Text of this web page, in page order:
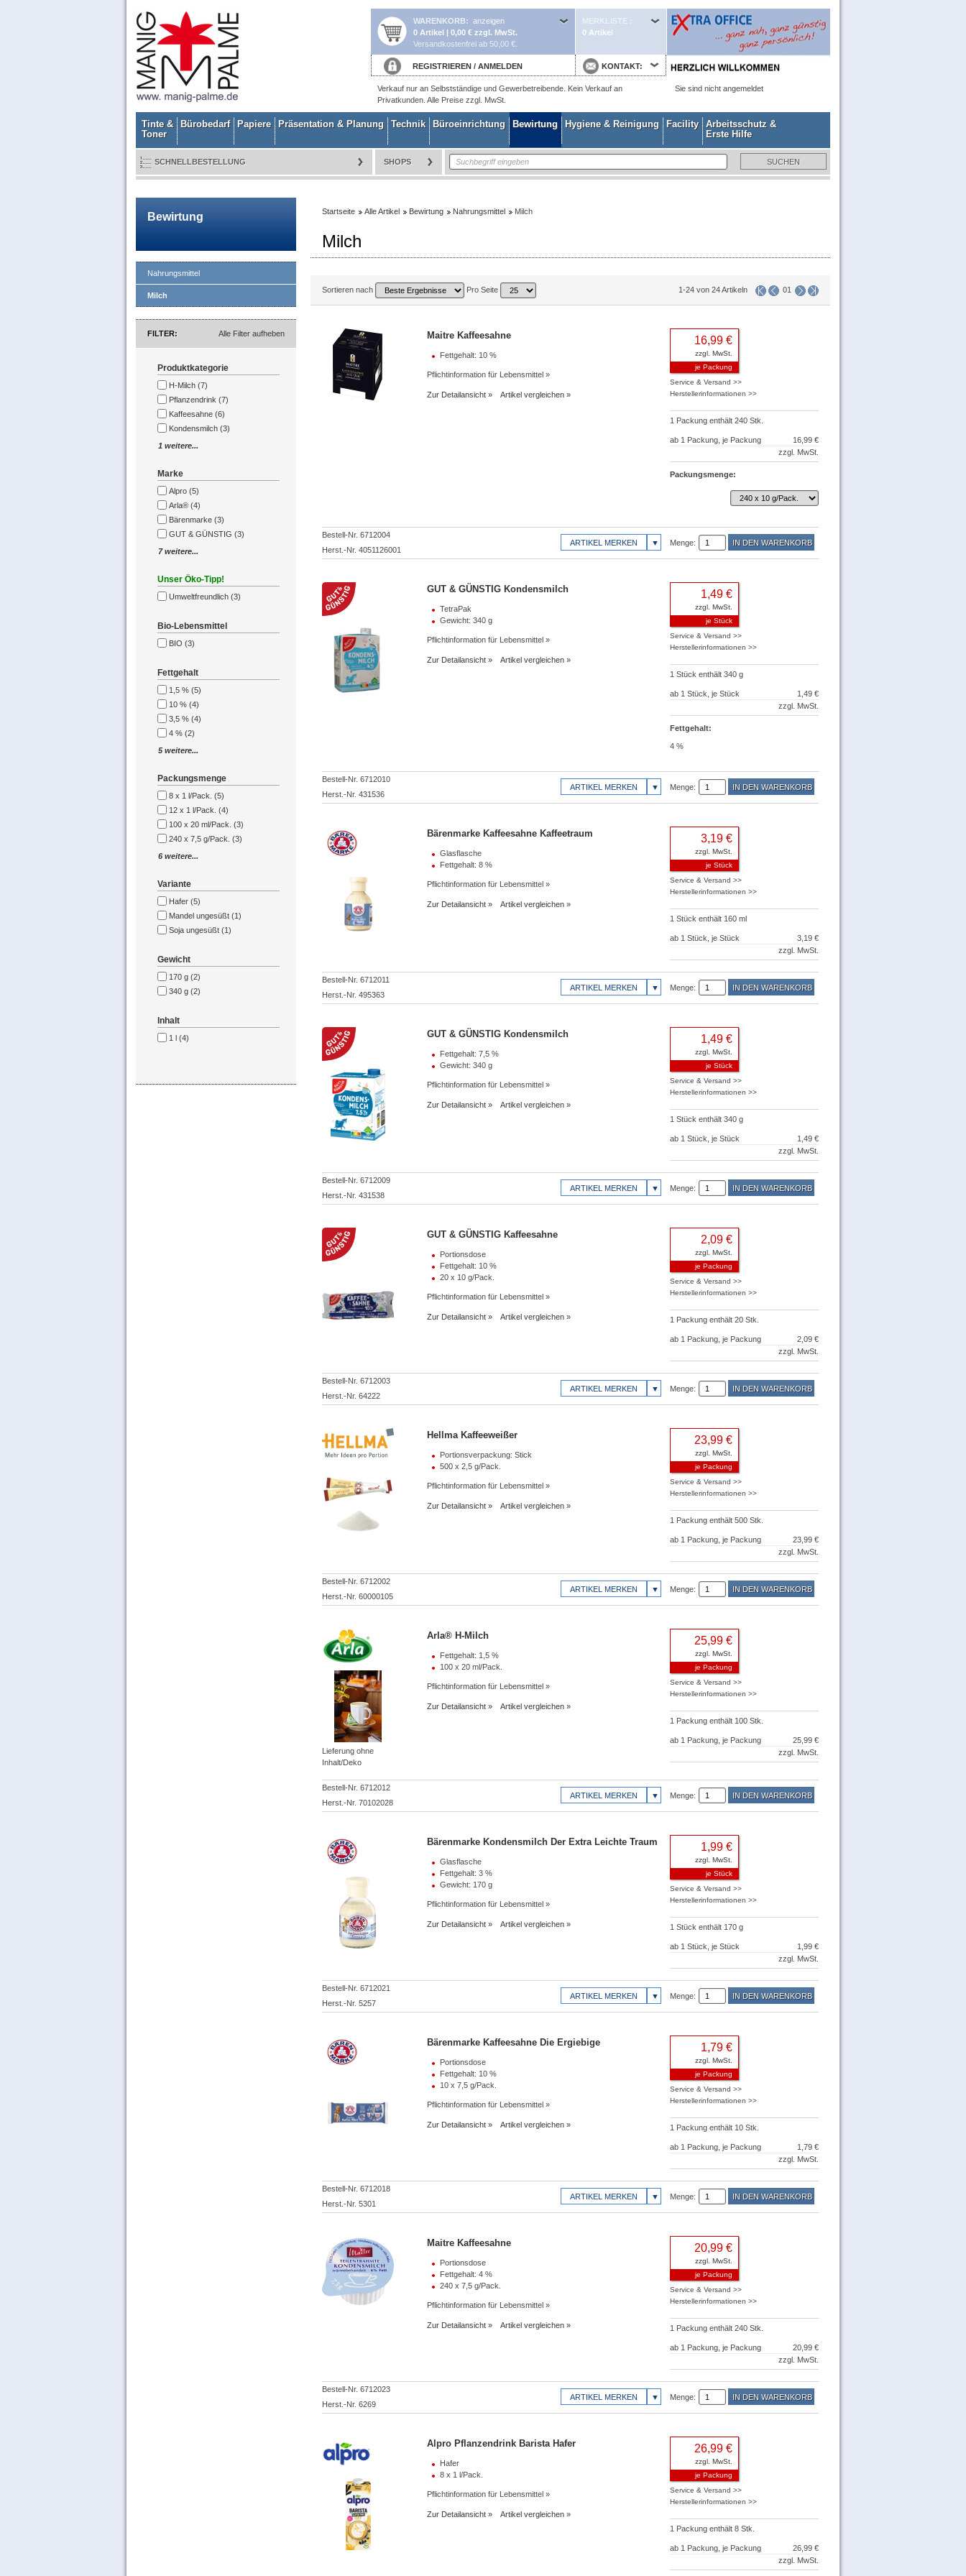
WARENKORB
anzeigen
0 Artikel | 0,00 € zzgl. MwSt.
Versandkostenfrei ab 50,00 €.
MERKLISTE
0 Artikel
REGISTRIEREN / ANMELDEN KONTAKT
Verkauf nur an Selbstständige und Gewerbetreibende. Kein Verkauf an
Privatkunden. Alle Preise zzgl. MwSt.
Sie sind nicht angemeldet
Tinte &
Toner
Bürobedarf Papiere Präsentation & Planung Technik Büroeinrichtung Bewirtung Hygiene & Reinigung Facility
Arbeitsschutz &
Erste Hilfe
SCHNELLBESTELLUNG SHOPS
Bewirtung
Nahrungsmittel
Milch
FILTER
Produktkategorie
H-Milch (7)
Pflanzendrink (7)
Kaffeesahne (6)
Kondensmilch (3)
1 weitere...
Marke
Alpro (5)
Arla® (4)
Bärenmarke (3)
GUT & GÜNSTIG (3)
7 weitere...
Unser Öko-Tipp!
Umweltfreundlich (3)
Bio-Lebensmittel
BIO (3)
Fettgehalt
1,5 % (5)
10 % (4)
3,5 % (4)
4 % (2)
5 weitere...
Packungsmenge
8 x 1 l/Pack. (5)
12 x 1 l/Pack. (4)
100 x 20 ml/Pack. (3)
240 x 7,5 g/Pack. (3)
6 weitere...
Variante
Hafer (5)
Mandel ungesüßt (1)
Soja ungesüßt (1)
Gewicht
170 g (2)
340 g (2)
Inhalt
1 l (4)
Alle Filter aufheben
Startseite Alle Artikel Bewirtung Nahrungsmittel Milch
Milch
Sortieren nach Pro Seite 1-24 von 24 Artikeln 01
je Packung
16,99 €
zzgl. MwSt.
Service & Versand >>
Herstellerinformationen >>
1 Packung enthält 240 Stk.
zzgl. MwSt.
ab 1 Packung, je Packung 16,99 €
Packungsmenge:
Maitre Kaffeesahne
Fettgehalt: 10 %
Pflichtinformation für Lebensmittel
Zur Detailansicht Artikel vergleichen
Menge:
Bestell-Nr. 6712004
Herst.-Nr. 4051126001
je Stück
1,49 €
zzgl. MwSt.
Service & Versand >>
Herstellerinformationen >>
1 Stück enthält 340 g
zzgl. MwSt.
ab 1 Stück, je Stück 1,49 €
Fettgehalt:
4 %
GUT & GÜNSTIG Kondensmilch
TetraPak
Gewicht: 340 g
Pflichtinformation für Lebensmittel
Zur Detailansicht Artikel vergleichen
Menge:
Bestell-Nr. 6712010
Herst.-Nr. 431536
je Stück
3,19 €
zzgl. MwSt.
Service & Versand >>
Herstellerinformationen >>
1 Stück enthält 160 ml
zzgl. MwSt.
ab 1 Stück, je Stück 3,19 €
Bärenmarke Kaffeesahne Kaffeetraum
Glasflasche
Fettgehalt: 8 %
Pflichtinformation für Lebensmittel
Zur Detailansicht Artikel vergleichen
Menge:
Bestell-Nr. 6712011
Herst.-Nr. 495363
je Stück
1,49 €
zzgl. MwSt.
Service & Versand >>
Herstellerinformationen >>
1 Stück enthält 340 g
zzgl. MwSt.
ab 1 Stück, je Stück 1,49 €
GUT & GÜNSTIG Kondensmilch
Fettgehalt: 7,5 %
Gewicht: 340 g
Pflichtinformation für Lebensmittel
Zur Detailansicht Artikel vergleichen
Menge:
Bestell-Nr. 6712009
Herst.-Nr. 431538
je Packung
2,09 €
zzgl. MwSt.
Service & Versand >>
Herstellerinformationen >>
1 Packung enthält 20 Stk.
zzgl. MwSt.
ab 1 Packung, je Packung 2,09 €
GUT & GÜNSTIG Kaffeesahne
Portionsdose
Fettgehalt: 10 %
20 x 10 g/Pack.
Pflichtinformation für Lebensmittel
Zur Detailansicht Artikel vergleichen
Menge:
Bestell-Nr. 6712003
Herst.-Nr. 64222
je Packung
23,99 €
zzgl. MwSt.
Service & Versand >>
Herstellerinformationen >>
1 Packung enthält 500 Stk.
zzgl. MwSt.
ab 1 Packung, je Packung 23,99 €
Hellma Kaffeeweißer
Portionsverpackung: Stick
500 x 2,5 g/Pack.
Pflichtinformation für Lebensmittel
Zur Detailansicht Artikel vergleichen
Menge:
Bestell-Nr. 6712002
Herst.-Nr. 60000105
je Packung
25,99 €
zzgl. MwSt.
Service & Versand >>
Herstellerinformationen >>
1 Packung enthält 100 Stk.
zzgl. MwSt.
ab 1 Packung, je Packung
25,99 €
Lieferung ohne
Inhalt/Deko
Arla® H-Milch
Fettgehalt: 1,5 %
100 x 20 ml/Pack.
Pflichtinformation für Lebensmittel
Zur Detailansicht Artikel vergleichen
Menge:
Bestell-Nr. 6712012
Herst.-Nr. 70102028
je Stück
1,99 €
zzgl. MwSt.
Service & Versand >>
Herstellerinformationen >>
1 Stück enthält 170 g
zzgl. MwSt.
ab 1 Stück, je Stück 1,99 €
Bärenmarke Kondensmilch Der Extra Leichte Traum
Glasflasche
Fettgehalt: 3 %
Gewicht: 170 g
Pflichtinformation für Lebensmittel
Zur Detailansicht Artikel vergleichen
Menge:
Bestell-Nr. 6712021
Herst.-Nr. 5257
je Packung
1,79 €
zzgl. MwSt.
Service & Versand >>
Herstellerinformationen >>
1 Packung enthält 10 Stk.
zzgl. MwSt.
ab 1 Packung, je Packung 1,79 €
Bärenmarke Kaffeesahne Die Ergiebige
Portionsdose
Fettgehalt: 10 %
10 x 7,5 g/Pack.
Pflichtinformation für Lebensmittel
Zur Detailansicht Artikel vergleichen
Menge:
Bestell-Nr. 6712018
Herst.-Nr. 5301
je Packung
20,99 €
zzgl. MwSt.
Service & Versand >>
Herstellerinformationen >>
1 Packung enthält 240 Stk.
zzgl. MwSt.
ab 1 Packung, je Packung 20,99 €
Maitre Kaffeesahne
Portionsdose
Fettgehalt: 4 %
240 x 7,5 g/Pack.
Pflichtinformation für Lebensmittel
Zur Detailansicht Artikel vergleichen
Menge:
Bestell-Nr. 6712023
Herst.-Nr. 6269
je Packung
26,99 €
zzgl. MwSt.
Service & Versand >>
Herstellerinformationen >>
1 Packung enthält 8 Stk.
zzgl. MwSt.
ab 1 Packung, je Packung 26,99 €
Alpro Pflanzendrink Barista Hafer
Hafer
8 x 1 l/Pack.
Pflichtinformation für Lebensmittel
Zur Detailansicht Artikel vergleichen